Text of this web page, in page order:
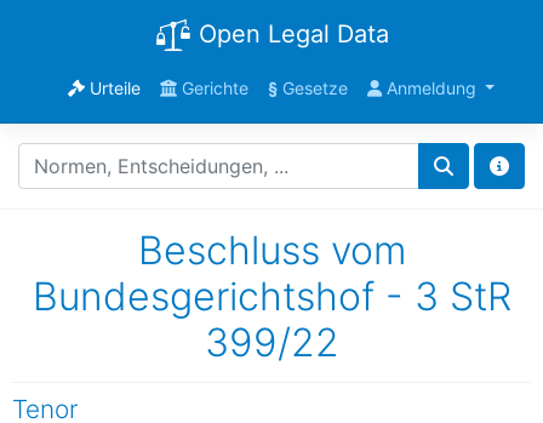
Open Legal Data
Urteile Gerichte §Gesetze Anmeldung
Beschluss vom
Bundesgerichtshof - 3 StR
399/22
Tenor